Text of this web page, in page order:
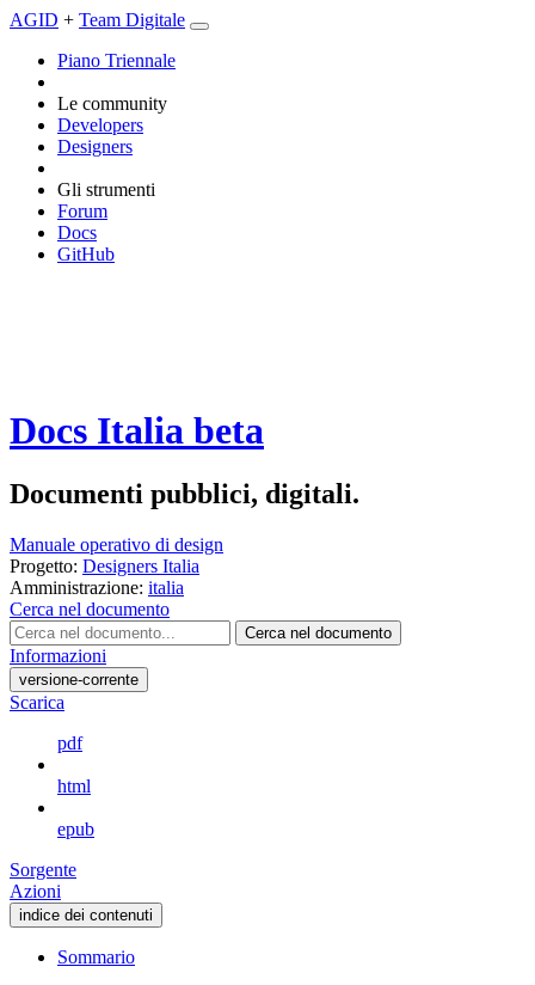
AGID + Team Digitale
Piano Triennale
Le community
Developers
Designers
Gli strumenti
Forum
Docs
GitHub
Docs Italia beta
Documenti pubblici, digitali.
Manuale operativo di design
Progetto: Designers Italia
Amministrazione: italia
Cerca nel documento
Cerca nel documento
Informazioni
versione-corrente
Scarica
pdf
html
epub
Sorgente
Azioni
indice dei contenuti
Sommario